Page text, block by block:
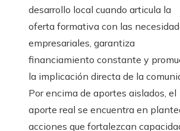
desarrollo local cuando articula la
oferta formativa con las
empresariales, garantiza
financiamiento constante y
la implicación directa de la
Por encima de aportes aislados, el
aporte real se encuentra en
acciones que fortalezcan